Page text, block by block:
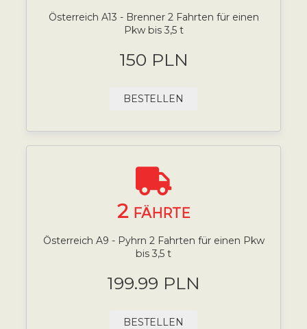
Österreich A13 - Brenner 2 Fahrten für einen
Pkw bis 3,5 t
150 PLN
BESTELLEN
2 FÄHRTE
Österreich A9 - Pyhrn 2 Fahrten für einen Pkw
bis 3,5 t
199.99 PLN
BESTELLEN